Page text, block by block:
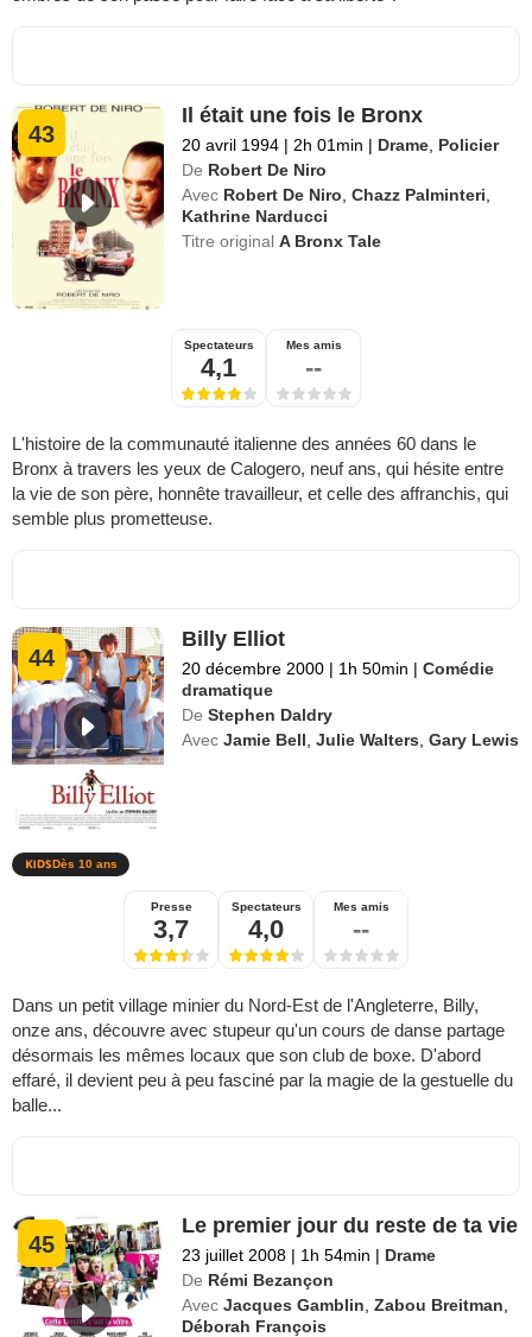
43
Il était une fois le Bronx
20 avril 1994 | 2h 01min | Drame Policier
De Robert De Niro
Avec Robert De Niro ,Chazz Palminteri
Kathrine Narducci
Titre originalA Bronx Tale
Spectateurs
4,1
Mes amis
--
L'histoire de la communauté italienne des années 60 dans le
Bronx à travers les yeux de Calogero, neuf ans, qui hésite entre
la vie de son père, honnête travailleur, et celle des affranchis, qui
semble plus prometteuse.
44
Billy Elliot
20 décembre 2000 | 1h 50min | Comédie
dramatique
De Stephen Daldry
Avec Jamie Bell ,Julie Walters ,Gary Lewis
Dès 10 ans
Presse
3,7
Spectateurs
4,0
Mes amis
--
Dans un petit village minier du Nord-Est de l'Angleterre, Billy,
onze ans, découvre avec stupeur qu'un cours de danse partage
désormais les mêmes locaux que son club de boxe. D'abord
effaré, il devient peu à peu fasciné par la magie de la gestuelle du
balle...
45
Le premier jour du reste de ta vie
23 juillet 2008 | 1h 54min | Drame
De Rémi Bezançon
Avec Jacques Gamblin ,Zabou Breitman
Déborah François